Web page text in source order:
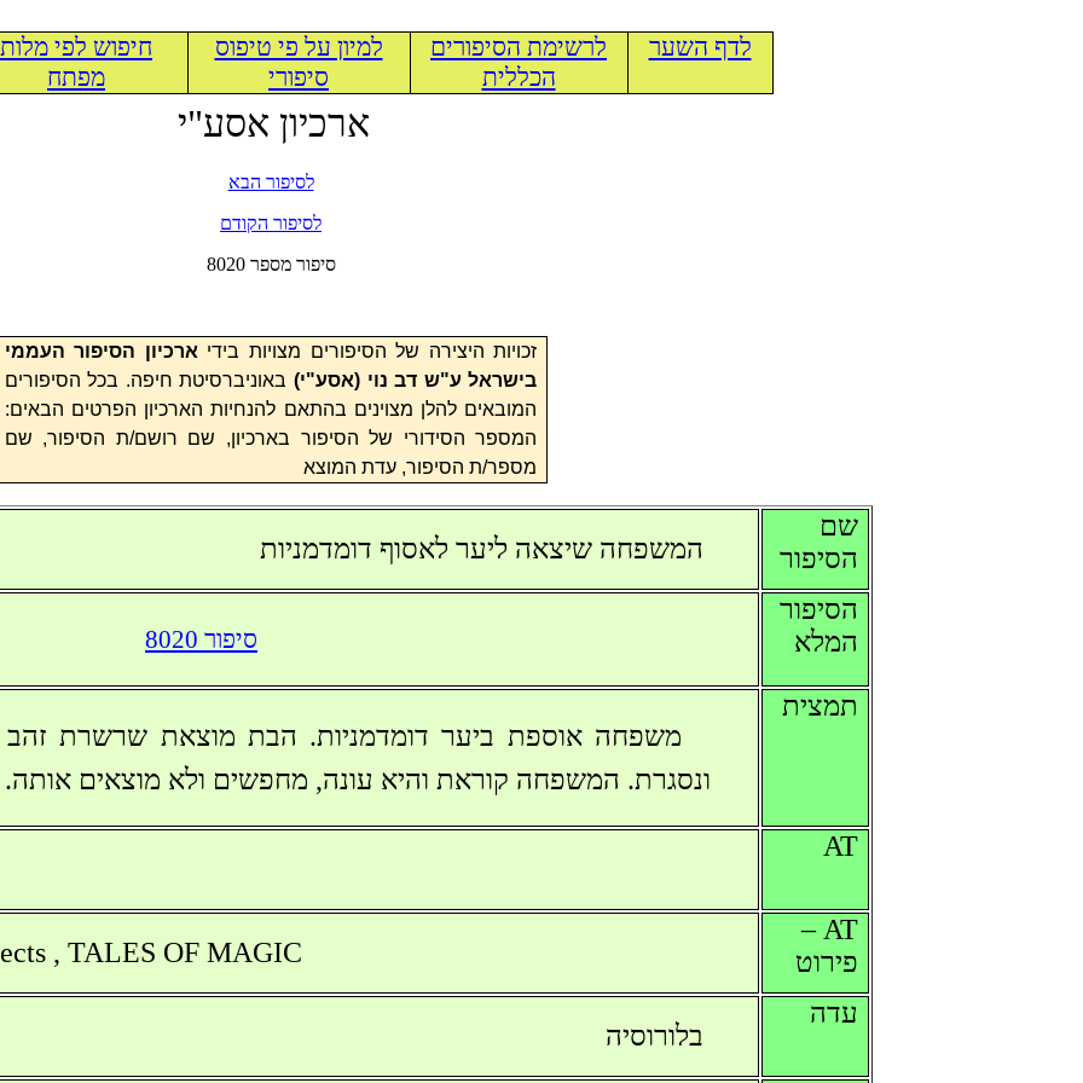
לדף השער
לרשימת הסיפורים
הכללית
למיון על פי טיפוס
סיפורי
חיפוש לפי מלות
מפתח
ארכיון אסע"י
לסיפור הבא
לסיפור הקודם
8020 סיפור מספר
זכויות היצירה של הסיפורים מצויות בידי ארכיון הסיפור העממי
בישראל ע"ש דב נוי (אסע"י) באוניברסיטת חיפה. בכל הסיפורים
המובאים להלן מצוינים בהתאם להנחיות הארכיון הפרטים הבאים:
המספר הסידורי של הסיפור בארכיון, שם רושם/ת הסיפור, שם
מספר/ת הסיפור, עדת המוצא
המשפחה שיצאה ליער לאסוף דומדמניות
שם
הסיפור
סיפור 8020
הסיפור
המלא
משפחה אוספת ביער דומדמניות. הבת מוצאת שרשרת זהב
ונסגרת. המשפחה קוראת והיא עונה, מחפשים ולא מוצאים אותה.
תמצית
AT
, TALES OF MAGIC
AT –
פירוט
בלורוסיה
עדה